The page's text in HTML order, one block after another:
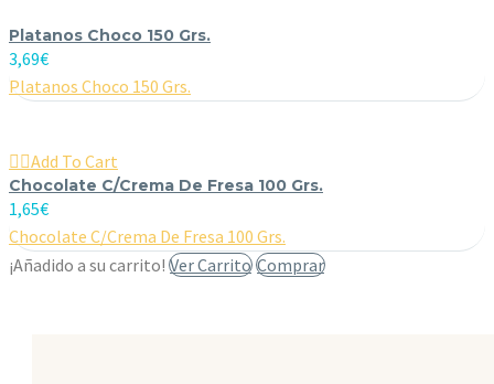
Platanos Choco 150 Grs.
3,69€
Platanos Choco 150 Grs.
Add To Cart
Chocolate C/Crema De Fresa 100 Grs.
1,65€
Chocolate C/Crema De Fresa 100 Grs.
¡Añadido a su carrito! Ver Carrito Comprar